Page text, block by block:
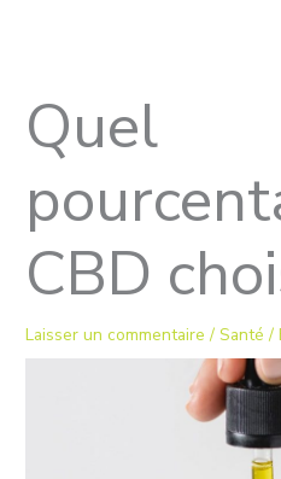
Quel
CBD
Laisser un commentaire /Santé /